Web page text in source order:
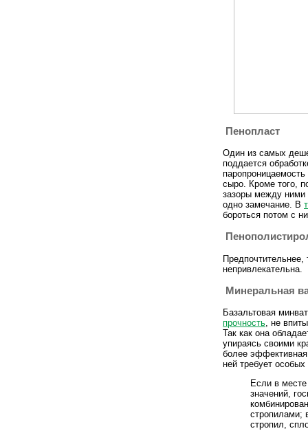
Пенопласт
Один из самых
поддается
сыро. Кроме того,
зазоры между ними
одно замечание. В
бороться потом с
Предпочтительнее,
непривлекательна.
Минеральная
Базальтовая
прочность, не
Так как она
упираясь своими
более
ней требует
Если в
значений,
стропилами;
стропил,